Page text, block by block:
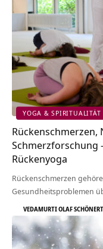
YOGA & SPIRITUALITÄT
Schmerzforschung
Rückenyoga
Rückenschmerzen
Gesundheitsproblemen
VEDAMURTI OLAF SCHÖNERT